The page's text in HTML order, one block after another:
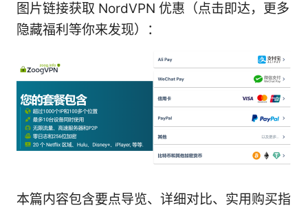
图片链接获取 NordVPN 优惠（点击即达，更多
隐藏福利等你来发现）：
本篇内容包含要点导览、详细对比、实用购买指